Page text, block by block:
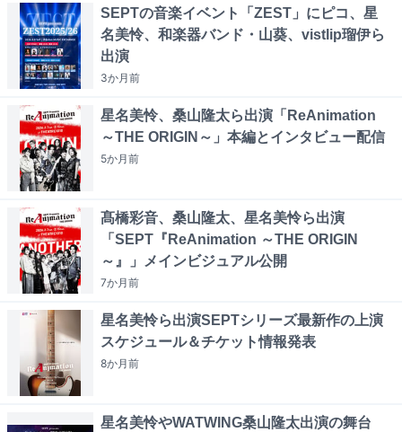
SEPTの音楽イベント「ZEST」にピコ、星
名美怜、和楽器バンド・山葵、vistlip瑠伊ら
出演
3か月前
星名美怜、桑山隆太ら出演「ReAnimation
～THE ORIGIN～」本編とインタビュー配信
5か月前
髙橋彩音、桑山隆太、星名美怜ら出演
「SEPT『ReAnimation ～THE ORIGIN
～』」メインビジュアル公開
7か月前
星名美怜ら出演SEPTシリーズ最新作の上演
スケジュール＆チケット情報発表
8か月前
星名美怜やWATWING桑山隆太出演の舞台